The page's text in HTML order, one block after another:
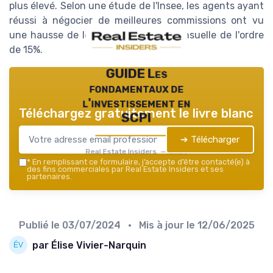
plus élevé. Selon une étude de l'Insee, les agents ayant
réussi à négocier de meilleures commissions ont vu
une hausse de leur rémunération mensuelle de l'ordre
de 15%.
GUIDE Les
fondamentaux de
l'investissement en
SCPI
Real Estate Insiders — 2026
Téléchargez gratuitement le livre blanc
➔ Télécharger
* En remplissant ce formulaire, j’accepte d’être contacté(e) à
des fins commerciales par Real Estate Insiders et ses
partenaires.
Publié le 03/07/2024 • Mis à jour le 12/06/2025
par Élise Vivier-Narquin